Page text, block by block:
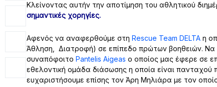
Κλείνοντας αυτήν την αποτίμηση του αθλητικού
σημαντικές χορηγίες.
Αφενός να αναφερθούμε στη Rescue Team DELTA η
Άθληση, Διατροφή) σε επίπεδο πρώτων βοηθειών. Να
συναπόφοιτο Pantelis Aigeas ο οποίος μας έφερε σε
εθελοντική ομάδα διάσωσης η οποία είναι πανταχού
ευχαριστήσουμε επίσης τον Άρη Μηλιάρα με τον